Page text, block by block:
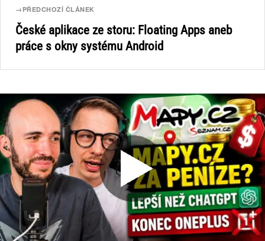
→ PŘEDCHOZÍ ČLÁNEK
České aplikace ze storu: Floating Apps aneb
práce s okny systému Android